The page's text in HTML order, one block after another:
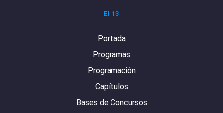
El 13
Portada
Programas
Programación
Capítulos
Bases de Concursos